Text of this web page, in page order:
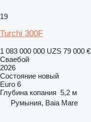
19
Turchi 300F
1 083 000 000 UZS 79 000 €
Сваебой
2026
Состояние новый
Euro 6
Глубина копания 5,2 м
Румыния, Baia Mare